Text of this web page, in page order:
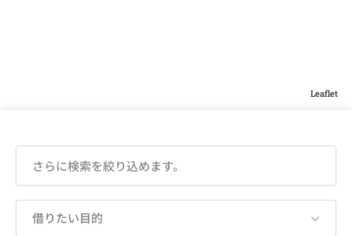
借りたい目的
Leaflet